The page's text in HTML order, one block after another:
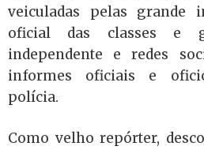
veiculadas pelas grande
oficial das classes e
independente e redes
informes oficiais e
polícia.
Como velho repórter,